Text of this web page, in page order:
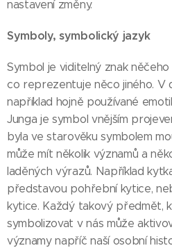
nastavení změny.
Symboly, symbolický jazyk
Symbol je viditelný znak
co reprezentuje něco jiného. V
například hojně používané
Junga je symbol vnějším
byla ve starověku symbolem
může mít několik významů a
laděných výrazů. Například
představou pohřební kytice,
kytice. Každý takový předmět,
symbolizovat v nás může
významy napříč naší osobní